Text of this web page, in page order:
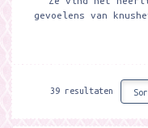
gevoelens van
39 resultaten